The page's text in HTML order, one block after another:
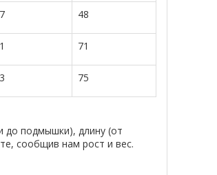
48
71
75
до подмышки), длину (от
сообщив нам рост и вес.